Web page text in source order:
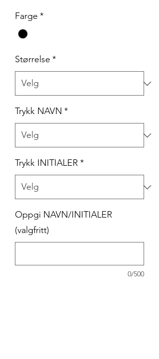
Farge *
Størrelse *
Trykk NAVN *
Trykk INITIALER *
Oppgi NAVN/INITIALER
(valgfritt)
0/500